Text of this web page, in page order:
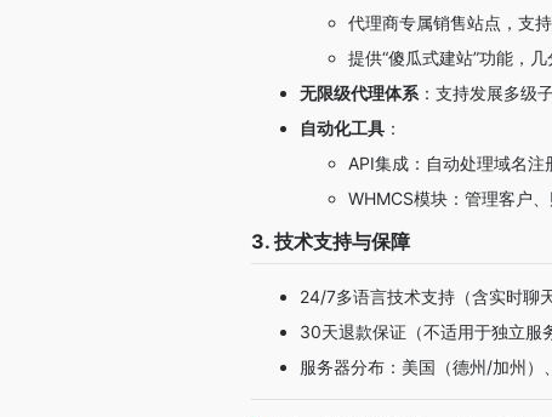
代理商专属销售站点，支
提供“傻瓜式建站”功能，
无限级代理体系 ：支持发展多级
自动化工具 ：
API集成：自动处理域名注
WHMCS模块：管理客户、
3. 技术支持与保障
24/7多语言技术支持（含实时聊
30天退款保证（不适用于独立服
服务器分布：美国（德州/加州）